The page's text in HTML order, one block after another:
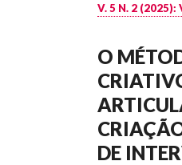
V. 5 N. 2 (2025):
O
DE